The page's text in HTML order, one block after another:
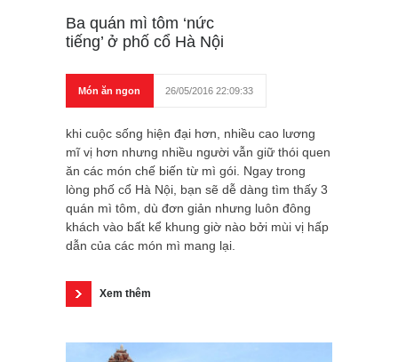
Ba quán mì tôm ‘nức
tiếng’ ở phố cổ Hà Nội
Món ăn ngon 26/05/2016 22:09:33
khi cuộc sống hiện đại hơn, nhiều cao lương
mĩ vị hơn nhưng nhiều người vẫn giữ thói quen
ăn các món chế biến từ mì gói. Ngay trong
lòng phố cổ Hà Nội, bạn sẽ dễ dàng tìm thấy 3
quán mì tôm, dù đơn giản nhưng luôn đông
khách vào bất kể khung giờ nào bởi mùi vị hấp
dẫn của các món mì mang lại.
Xem thêm